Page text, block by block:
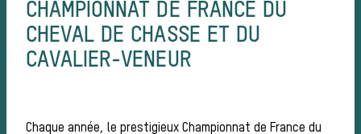
Les
CHAMPIONNAT DE FRANCE DU
CHEVAL DE CHASSE ET DU
CAVALIER-VENEUR
Chaque année, le prestigieux Championnat de France du